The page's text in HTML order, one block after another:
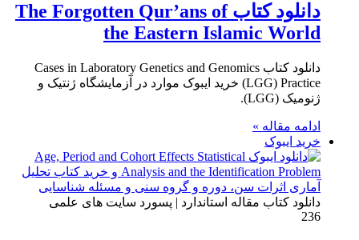
دانلود کتاب The Forgotten Qur’ans of
the Eastern Islamic World
دانلود کتاب Cases in Laboratory Genetics and Genomics
(LGG) Practice خرید ایبوک موارد در آزمایشگاه ژنتیک و
ژنومیک (LGG).
ادامه مقاله »
خرید ایبوک
دانلود کتاب مقاله استاندارد | پسورد سایت های علمی
236